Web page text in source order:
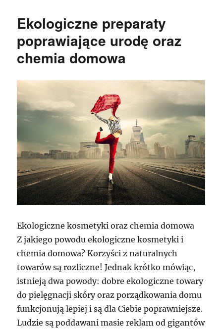
Ekologiczne preparaty
poprawiające urodę oraz
chemia domowa
Ekologiczne kosmetyki oraz chemia domowa
Z jakiego powodu ekologiczne kosmetyki i
chemia domowa? Korzyści z naturalnych
towarów są rozliczne! Jednak krótko mówiąc,
istnieją dwa powody: dobre ekologiczne towary
do pielęgnacji skóry oraz porządkowania domu
funkcjonują lepiej i są dla Ciebie poprawniejsze.
Ludzie są poddawani masie reklam od gigantów